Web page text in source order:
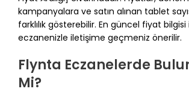
kampanyalara ve satın alınan tablet
farklılık gösterebilir. En güncel fiyat bilgisi
eczanenizle iletişime geçmeniz önerilir.
Flynta Eczanelerde
Mi?